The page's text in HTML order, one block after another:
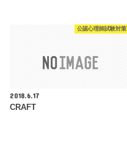
公認心理師試験対策
2018.6.17
CRAFT